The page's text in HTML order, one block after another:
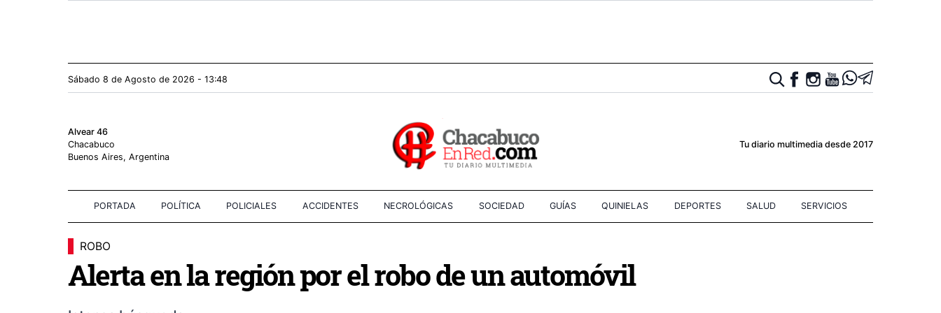
Sábado 8 de Agosto de 2026 - 13:48
Alvear 46
Chacabuco
Buenos Aires, Argentina
Tu diario multimedia desde 2017
PORTADA POLÍTICA POLICIALES ACCIDENTES NECROLÓGICAS SOCIEDAD GUÍAS QUINIELAS DEPORTES SALUD SERVICIOS
ROBO
Alerta en la región por el robo de un automóvil